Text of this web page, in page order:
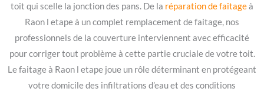
toit qui scelle la jonction des pans. De la réparation de faitageà
Raon l etape à un complet remplacement de faitage, nos
professionnels de la couverture interviennent avec efficacité
pour corriger tout problème à cette partie cruciale de votre toit.
Le faitage à Raon l etape joue un rôle déterminant en protégeant
votre domicile des infiltrations d’eau et des conditions